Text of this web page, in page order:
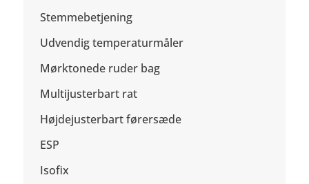
Stemmebetjening
Udvendig temperaturmåler
Mørktonede ruder bag
Multijusterbart rat
Højdejusterbart førersæde
ESP
Isofix